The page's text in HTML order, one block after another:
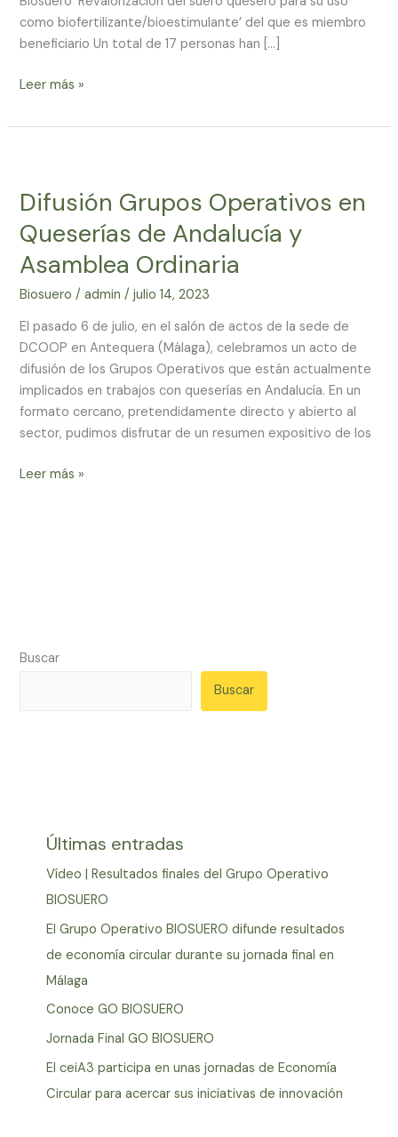
como biofertilizante/bioestimulante’ del que es miembro
beneficiario Un total de 17 personas han […]
toro
a
del
Biosuero
Leer más »
Difusión Grupos Operativos en
Queserías de Andalucía y
Asamblea Ordinaria
Biosuero /admin/julio 14, 2023
El pasado 6 de julio, en el salón de actos de la sede de
DCOOP en Antequera (Málaga), celebramos un acto de
difusión de los Grupos Operativos que están actualmente
implicados en trabajos con queserías en Andalucía. En un
formato cercano, pretendidamente directo y abierto al
sector, pudimos disfrutar de un resumen expositivo de los
Operativos
Queserías
de
Asamblea
Ordinaria
Leer más »
Buscar
Buscar
Últimas entradas
Vídeo | Resultados finales del Grupo Operativo
BIOSUERO
El Grupo Operativo BIOSUERO difunde resultados
de economía circular durante su jornada final en
Málaga
Conoce GO BIOSUERO
Jornada Final GO BIOSUERO
El ceiA3 participa en unas jornadas de Economía
Circular para acercar sus iniciativas de innovación